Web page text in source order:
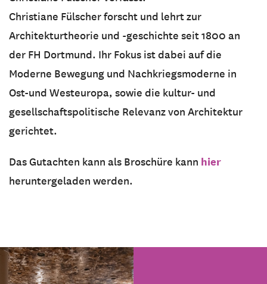
Christiane Fülscher forscht und lehrt zur
Architekturtheorie und -geschichte seit 1800 an
der FH Dortmund. Ihr Fokus ist dabei auf die
Moderne Bewegung und Nachkriegsmoderne in
Ost-und Westeuropa, sowie die kultur- und
gesellschaftspolitische Relevanz von Architektur
gerichtet.
Das Gutachten kann als Broschüre kann hier
heruntergeladen werden.